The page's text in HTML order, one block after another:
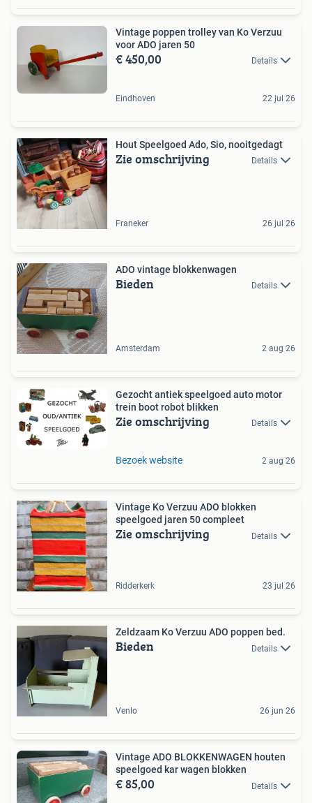
Vintage poppen trolley van Ko Verzuu
voor ADO jaren 50
€ 450,00 Details
Eindhoven 22 jul 26
Hout Speelgoed Ado, Sio, nooitgedagt
Zie omschrijving Details
Franeker 26 jul 26
ADO vintage blokkenwagen
Bieden Details
Amsterdam 2 aug 26
Gezocht antiek speelgoed auto motor
trein boot robot blikken
Zie omschrijving Details
Bezoek website 2 aug 26
Vintage Ko Verzuu ADO blokken
speelgoed jaren 50 compleet
Zie omschrijving Details
Ridderkerk 23 jul 26
Zeldzaam Ko Verzuu ADO poppen bed.
Bieden Details
Venlo 26 jun 26
Vintage ADO BLOKKENWAGEN houten
speelgoed kar wagen blokken
€ 85,00 Details